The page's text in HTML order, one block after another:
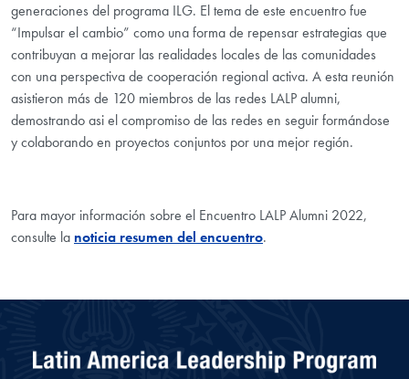
generaciones del programa ILG. El tema de este encuentro fue
“Impulsar el cambio” como una forma de repensar estrategias que
contribuyan a mejorar las realidades locales de las comunidades
con una perspectiva de cooperación regional activa. A esta reunión
asistieron más de 120 miembros de las redes LALP alumni,
demostrando asi el compromiso de las redes en seguir formándose
y colaborando en proyectos conjuntos por una mejor región.
Para mayor información sobre el Encuentro LALP Alumni 2022,
consulte la noticia resumen del encuentro.